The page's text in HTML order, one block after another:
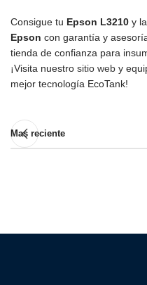
Consigue tu Epson L3210 y
Epson con garantía y
tienda de confianza para
¡Visita nuestro sitio web y
mejor tecnología EcoTank!
Mas reciente